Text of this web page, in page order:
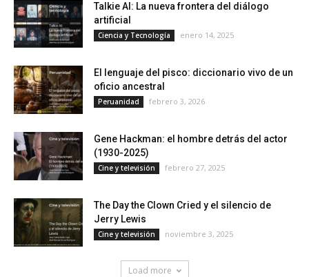
Talkie AI: La nueva frontera del diálogo
artificial
Ciencia y Tecnología enero 14, 2025
El lenguaje del pisco: diccionario vivo de un
oficio ancestral
Peruanidad febrero 3, 2026
Gene Hackman: el hombre detrás del actor
(1930-2025)
Cine y televisión febrero 27, 2025
The Day the Clown Cried y el silencio de
Jerry Lewis
Cine y televisión noviembre 3, 2025
Load more